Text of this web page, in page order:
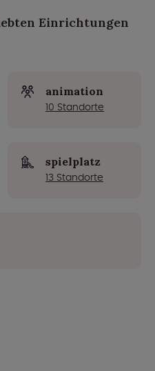
Einrichtungen
animation
10 Standorte
spielplatz
13 Standorte